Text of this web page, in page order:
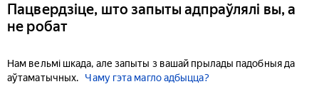
Пацвердзіце, што запыты адпраўлялі вы, а
не робат
Нам вельмі шкада, але запыты з вашай прылады падобныя да
аўтаматычных.
Чаму гэта магло адбыцца?